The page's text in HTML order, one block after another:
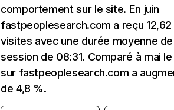
comportement sur le site. En juin
fastpeoplesearch.com a reçu 12,62
visites avec une durée moyenne
session de 08:31. Comparé à mai
sur fastpeoplesearch.com a
de 4,8 %.